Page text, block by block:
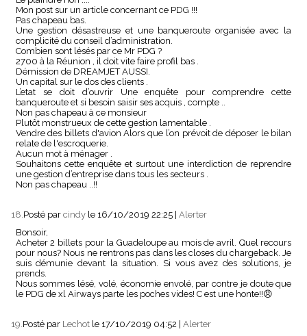
Mon post sur un article concernant ce PDG !!!
Pas chapeau bas.
Une gestion désastreuse et une banqueroute organisée avec la
complicité du conseil d’administration.
Combien sont lésés par ce Mr PDG ?
2700 à la Réunion , il doit vite faire profil bas .
Démission de DREAMJET AUSSI.
Un capital sur le dos des clients .
L’etat se doit d’ouvrir Une enquête pour comprendre cette
banqueroute et si besoin saisir ses acquis , compte ..
Non pas chapeau à ce monsieur
Plutôt monstrueux de cette gestion lamentable .
Vendre des billets d'avion Alors que l’on prévoit de déposer le bilan
relate de l'escroquerie.
Aucun mot à ménager .
Souhaitons cette enquête et surtout une interdiction de reprendre
une gestion d’entreprise dans tous les secteurs .
Non pas chapeau ..!!
18. Posté par cindy le 16/10/2019 22:25 | Alerter
Bonsoir,
Acheter 2 billets pour la Guadeloupe au mois de avril. Quel recours
pour nous? Nous ne rentrons pas dans les closes du chargeback. Je
suis démunie devant la situation. Si vous avez des solutions, je
prends.
Nous sommes lésé, volé, économie envolé, par contre je doute que
le PDG de xl Airways parte les poches vides! C est une honte!!😠
19. Posté par Lechot le 17/10/2019 04:52 | Alerter